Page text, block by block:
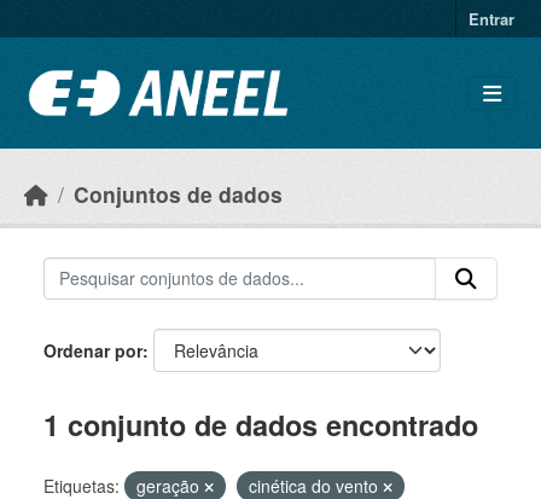
Entrar
Conjuntos de dados
Ordenar por
1 conjunto de dados encontrado
Etiquetas: geração
cinética do vento